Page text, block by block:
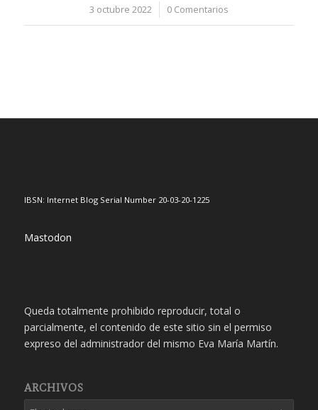
3 octubre 2022
/ 0 Comentarios
IBSN: Internet Blog Serial Number 20-03-20-1225
Mastodon
Queda totalmente prohibido reproducir, total o
parcialmente, el contenido de este sitio sin el permiso
expreso del administrador del mismo Eva María Martín.
ARCHIVOS